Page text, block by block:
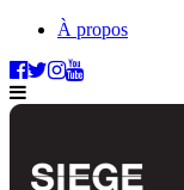
À propos